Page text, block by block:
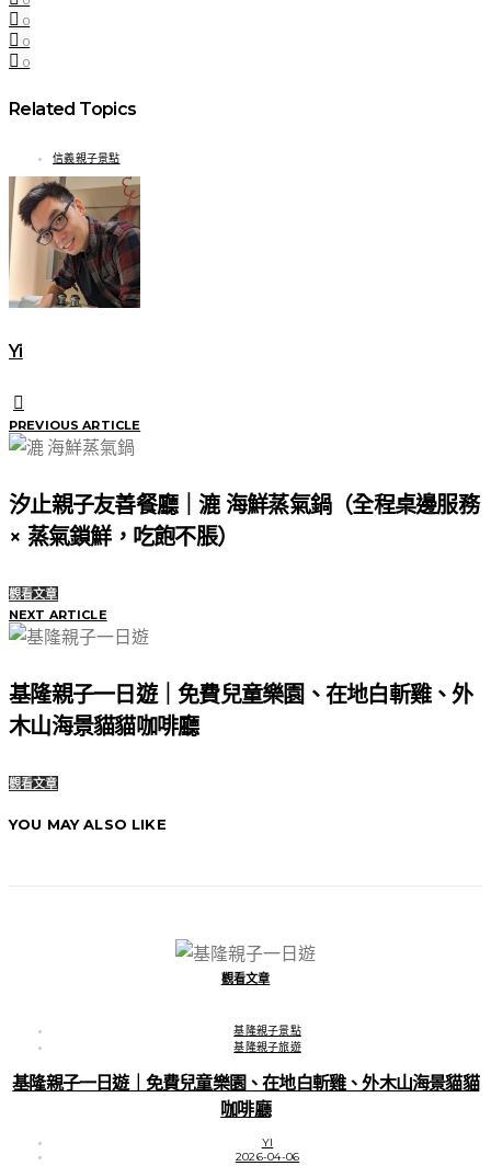
0
0
0
Related Topics
信義親子景點
Yi
PREVIOUS ARTICLE
汐止親子友善餐廳｜漉 海鮮蒸氣鍋（全程桌邊服務
× 蒸氣鎖鮮，吃飽不脹）
觀看文章
NEXT ARTICLE
基隆親子一日遊｜免費兒童樂園、在地白斬雞、外
木山海景貓貓咖啡廳
觀看文章
YOU MAY ALSO LIKE
觀看文章
基隆親子景點
基隆親子旅遊
基隆親子一日遊｜免費兒童樂園、在地白斬雞、外木山海景貓貓
咖啡廳
YI
2026-04-06